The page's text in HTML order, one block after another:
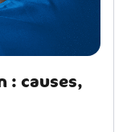
: causes,